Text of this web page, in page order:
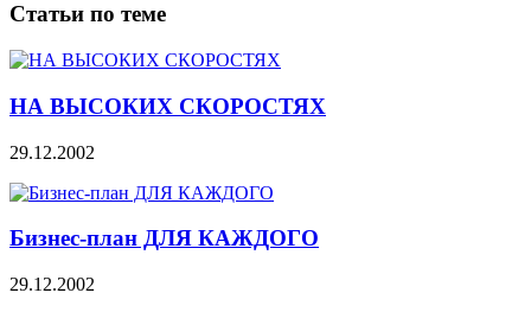
Статьи по теме
НА ВЫСОКИХ СКОРОСТЯХ
29.12.2002
Бизнес-план ДЛЯ КАЖДОГО
29.12.2002